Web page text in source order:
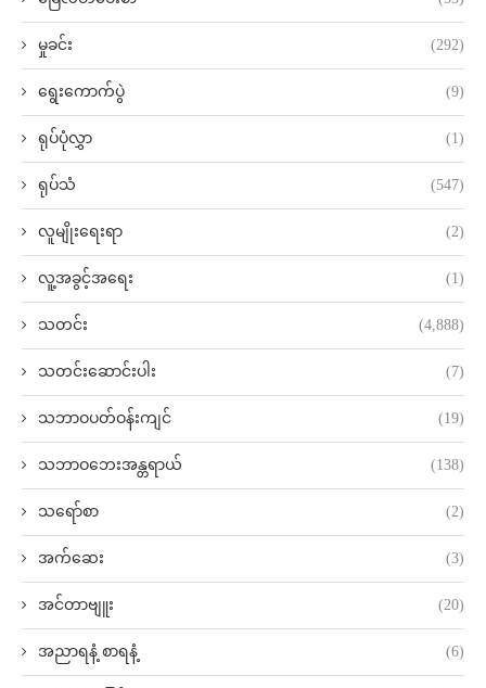
မှုခင်း (292)
ရွေးကောက်ပွဲ (9)
ရုပ်ပုံလွှာ (1)
ရုပ်သံ (547)
လူမျိုးရေးရာ (2)
လူ့အခွင့်အရေး (1)
သတင်း (4,888)
သတင်းဆောင်းပါး (7)
သဘာဝပတ်ဝန်းကျင် (19)
သဘာဝဘေးအန္တရာယ် (138)
သရော်စာ (2)
အက်ဆေး (3)
အင်တာဗျူး (20)
အညာရနံ့ စာရနံ့ (6)